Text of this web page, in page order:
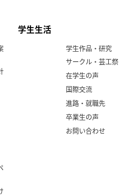
学生生活
学生作品・研究
サークル・芸工祭
在学生の声
国際交流
進路・就職先
卒業生の声
お問い合わせ